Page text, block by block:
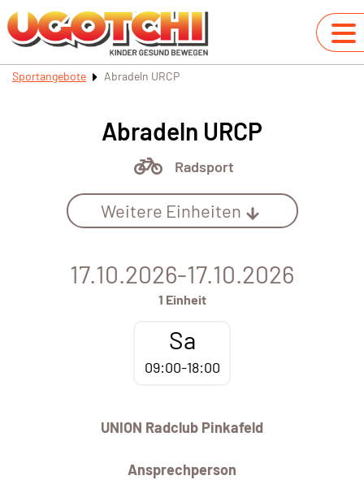
Sportangebote Abradeln URCP
Abradeln URCP
Radsport
Weitere Einheiten
17.10.2026-17.10.2026
1 Einheit
Sa
09:00-18:00
UNION Radclub Pinkafeld
Ansprechperson